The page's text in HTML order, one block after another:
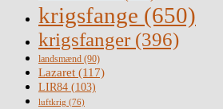
krigsfange (650)
krigsfanger (396)
landsmænd (90)
Lazaret (117)
LIR84 (103)
luftkrig (76)